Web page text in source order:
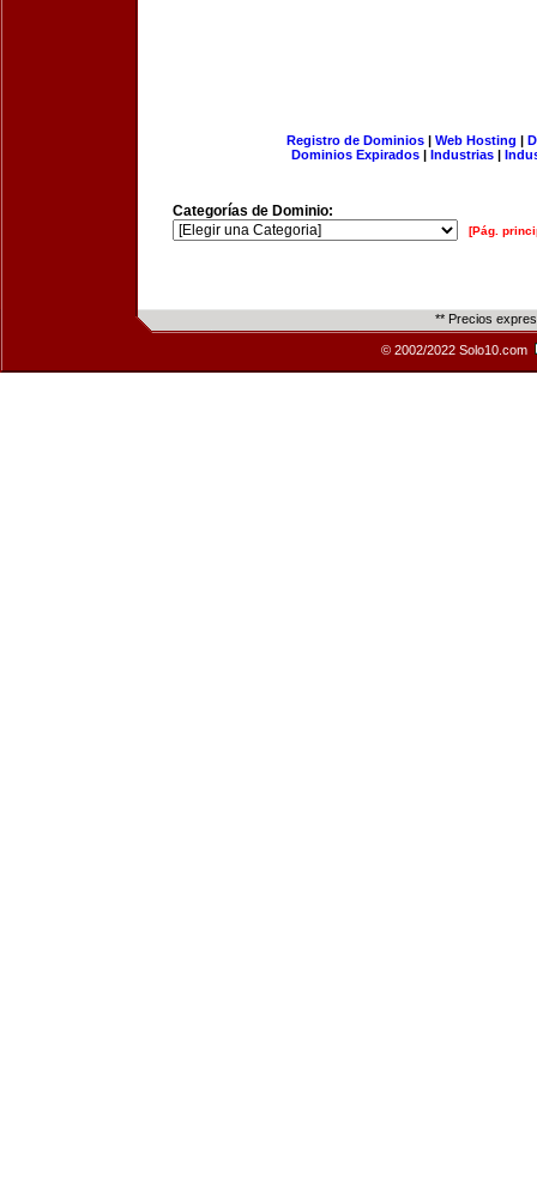
Registro de Dominios| Web Hosting |
Dominios Expirados | Industrias |
Categorías de Dominio:
[Pág.
** Precios
© 2002/2022 Solo10.com